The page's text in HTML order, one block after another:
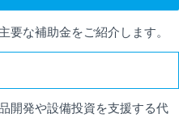
要な補助金をご紹介します。
開発や設備投資を支援する代